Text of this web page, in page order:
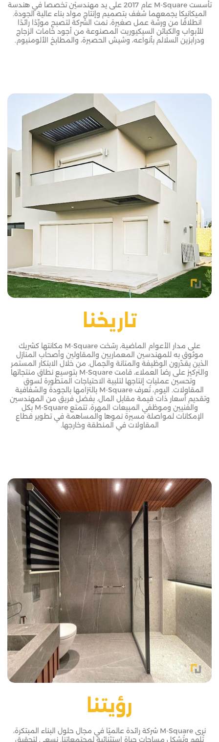
تأسست M-Square عام 2017 على يد مهندسيْن تخصصا في هندسة
الميكانيكا يجمعهما شغف بتصميم وإنتاج مواد بناء عالية الجودة.
انطلاقًا من ورشة عمل صغيرة، نمت الشركة لتصبح مورِّدًا رائدًا
للأبواب والكبائن السيكيوريت المصنوعة من أجود خامات الزجاج
ودرابزين السلالم بأنواعه، وشيش الحصيرة، والمطابخ الألومنيوم.
تاريخنا
على مدار الأعوام الماضية، رسّخت M-Square مكانتها كشريك
موثوق به للمهندسين المعماريين والمقاولين وأصحاب المنازل
الذين يقدّرون الوظيفة والمتانة والجمال. من خلال الابتكار المستمر
والتركيز على رضا العملاء، قامت M-Square بتوسيع نطاق منتجاتها
وتحسين عمليات إنتاجها لتلبية الاحتياجات المتطورة لسوق
المقاولات. اليوم، تُعرف M-Square بالتزامها بالجودة والشفافية
وتقديم أسعار ذات قيمة مقابل المال. بفضل فريق من المهندسين
والفنيين وموظفي المبيعات المهرة، تتمتع M-Square بكل
الإمكانات لمواصلة مسيرة نموها والمساهمة في تطوير قطاع
المقاولات في المنطقة وخارجها.
رؤيتنا
نرى M-Square شركة رائدة عالميًا في مجال حلول البناء المبتكرة،
تُلهم وتُشكل مساحات حياة استثنائية لمجتمعاتنا. نسعى لتحقيق